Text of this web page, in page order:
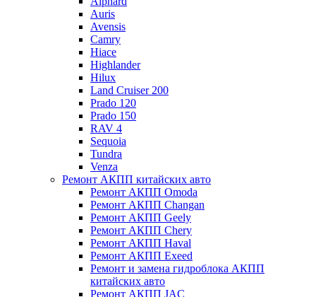
Auris
Avensis
Camry
Hiace
Highlander
Hilux
Land Cruiser 200
Prado 120
Prado 150
RAV 4
Sequoia
Tundra
Venza
Ремонт АКПП китайских авто
Ремонт АКПП Omoda
Ремонт АКПП Changan
Ремонт АКПП Geely
Ремонт АКПП Chery
Ремонт АКПП Haval
Ремонт АКПП Exeed
Ремонт и замена гидроблока АКПП
китайских авто
Ремонт АКПП JAC